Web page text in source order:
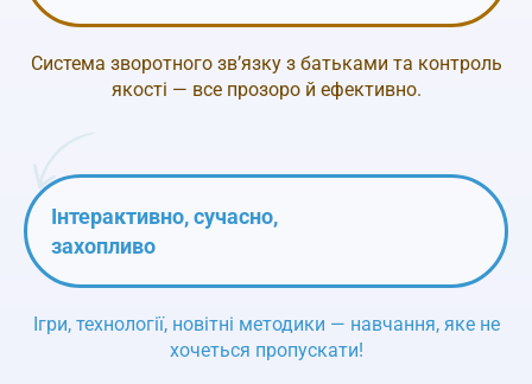
Система зворотного зв’язку з батьками та контроль
якості — все прозоро й ефективно.
Інтерактивно, сучасно,
захопливо
Ігри, технології, новітні методики — навчання, яке не
хочеться пропускати!